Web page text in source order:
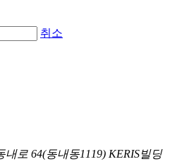
취소
로 64(동내동1119) KERIS빌딩